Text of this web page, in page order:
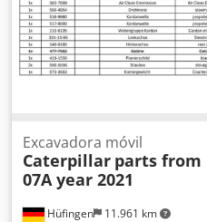
Hüfingen 11.961 km
Excavadora móvil
Caterpillar parts from
07A year 2021